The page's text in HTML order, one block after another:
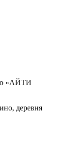
«АЙТИ
деревня